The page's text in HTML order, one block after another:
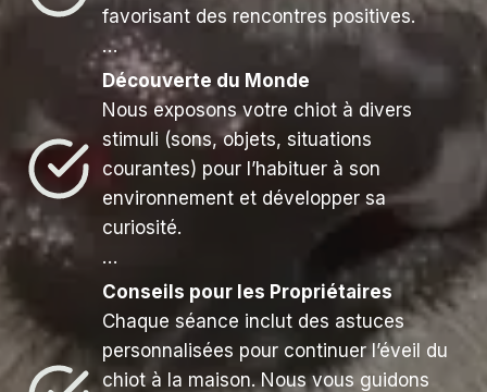
favorisant des rencontres positives.
…
Découverte du Monde
Nous exposons votre chiot à divers
stimuli (sons, objets, situations
courantes) pour l’habituer à son
environnement et développer sa
curiosité.
…
Conseils pour les Propriétaires
Chaque séance inclut des astuces
personnalisées pour continuer l’éveil du
chiot à la maison. Nous vous guidons